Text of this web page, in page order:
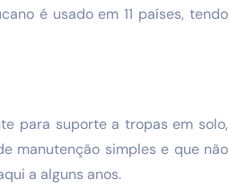
é usado em 11 países, tendo
para suporte a tropas em solo,
manutenção simples e que não
a alguns anos.